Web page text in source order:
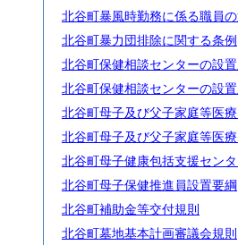
北谷町暴風時勤務に係る職員
北谷町暴力団排除に関する条例
北谷町保健相談センターの設
北谷町保健相談センターの設
北谷町母子及び父子家庭等医
北谷町母子及び父子家庭等医
北谷町母子健康包括支援セン
北谷町母子保健推進員設置要綱
北谷町補助金等交付規則
北谷町墓地基本計画審議会規則